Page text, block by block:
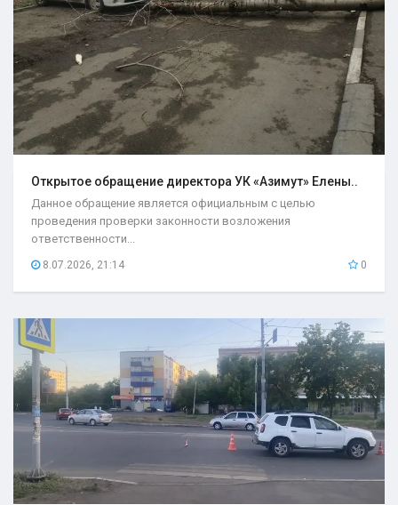
Открытое обращение директора УК «Азимут» Елены..
Данное обращение является официальным с целью
проведения проверки законности возложения
ответственности...
8.07.2026, 21:14 0